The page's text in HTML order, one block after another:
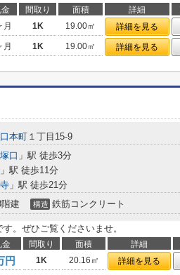
間取り 面積 詳細
月 1K 19.00㎡ 詳細を見る
月 1K 19.00㎡ 詳細を見る
本町 １丁目15-9
塚口 」駅 徒歩3分
」駅 徒歩11分
」駅 徒歩21分
建 構造 鉄筋コンクリート
。ぜひご覧くださいませ。
金 間取り 面積 詳細
円 1K 20.16㎡ 詳細を見る